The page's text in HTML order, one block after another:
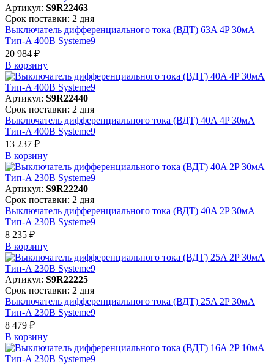
Артикул: S9R22463
Срок поставки: 2 дня
Выключатель дифференциального тока (ВДТ) 63A 4P 30мА
Тип-A 400В Systeme9
20 984 ₽
В корзинy
Артикул: S9R22440
Срок поставки: 2 дня
Выключатель дифференциального тока (ВДТ) 40A 4P 30мА
Тип-A 400В Systeme9
13 237 ₽
В корзинy
Артикул: S9R22240
Срок поставки: 2 дня
Выключатель дифференциального тока (ВДТ) 40A 2P 30мА
Тип-A 230В Systeme9
8 235 ₽
В корзинy
Артикул: S9R22225
Срок поставки: 2 дня
Выключатель дифференциального тока (ВДТ) 25A 2P 30мА
Тип-A 230В Systeme9
8 479 ₽
В корзинy